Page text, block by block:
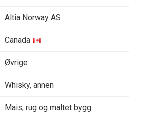
Altia Norway AS
Canada
Øvrige
Whisky, annen
Mais, rug og maltet bygg.